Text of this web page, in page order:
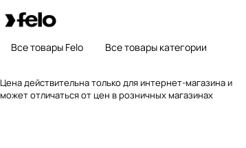
Все товары Felo Все товары категории
Цена действительна только для интернет-магазина и
может отличаться от цен в розничных магазинах